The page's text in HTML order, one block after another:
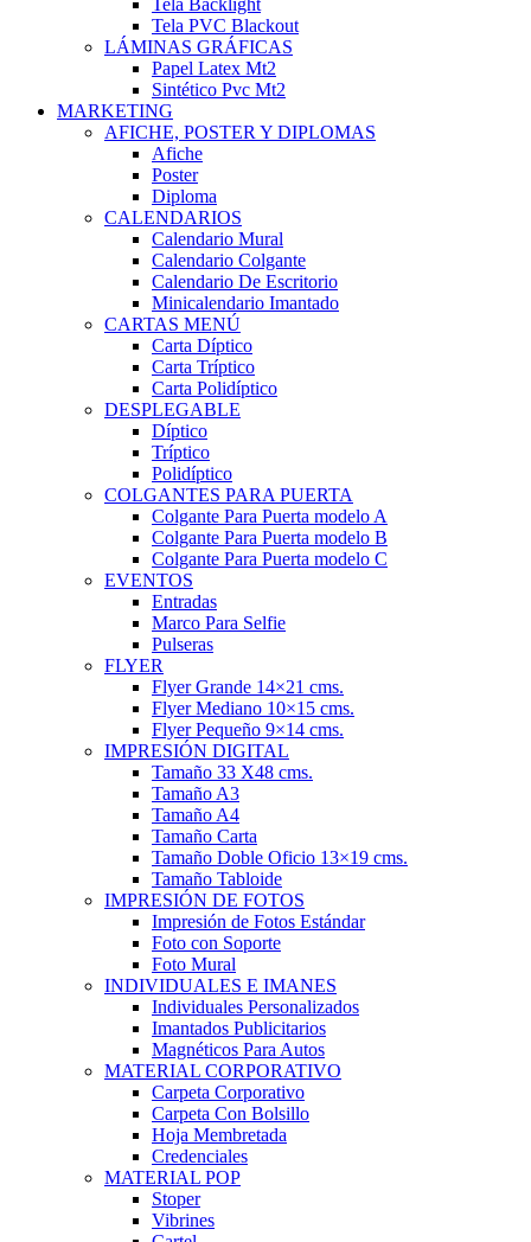
Tela Backlight
Tela PVC Blackout
LÁMINAS GRÁFICAS
Papel Latex Mt2
Sintético Pvc Mt2
MARKETING
AFICHE, POSTER Y DIPLOMAS
Afiche
Poster
Diploma
CALENDARIOS
Calendario Mural
Calendario Colgante
Calendario De Escritorio
Minicalendario Imantado
CARTAS MENÚ
Carta Díptico
Carta Tríptico
Carta Polidíptico
DESPLEGABLE
Díptico
Tríptico
Polidíptico
COLGANTES PARA PUERTA
Colgante Para Puerta modelo A
Colgante Para Puerta modelo B
Colgante Para Puerta modelo C
EVENTOS
Entradas
Marco Para Selfie
Pulseras
FLYER
Flyer Grande 14×21 cms.
Flyer Mediano 10×15 cms.
Flyer Pequeño 9×14 cms.
IMPRESIÓN DIGITAL
Tamaño 33 X48 cms.
Tamaño A3
Tamaño A4
Tamaño Carta
Tamaño Doble Oficio 13×19 cms.
Tamaño Tabloide
IMPRESIÓN DE FOTOS
Impresión de Fotos Estándar
Foto con Soporte
Foto Mural
INDIVIDUALES E IMANES
Individuales Personalizados
Imantados Publicitarios
Magnéticos Para Autos
MATERIAL CORPORATIVO
Carpeta Corporativo
Carpeta Con Bolsillo
Hoja Membretada
Credenciales
MATERIAL POP
Stoper
Vibrines